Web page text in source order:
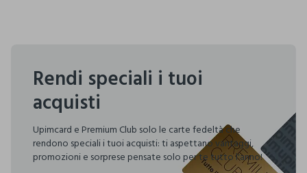
Rendi speciali i tuoi
acquisti
Upimcard e Premium Club solo le carte fedeltà che
rendono speciali i tuoi acquisti: ti aspettano vantaggi,
promozioni e sorprese pensate solo per te tutto l'anno!